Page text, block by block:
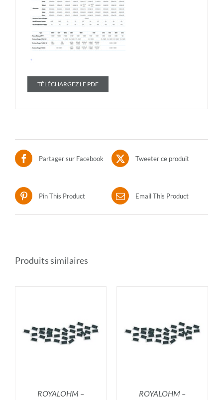
TÉLÉCHARGEZ LE PDF
Partager sur Facebook Tweeter ce produit
Pin This Product Email This Product
Produits similaires
ROYALOHM –
AJOUTER AU PANIER
/
DÉTAILS
ROYALOHM –